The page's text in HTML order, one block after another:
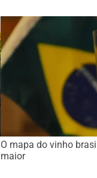
O mapa do vinho
maior